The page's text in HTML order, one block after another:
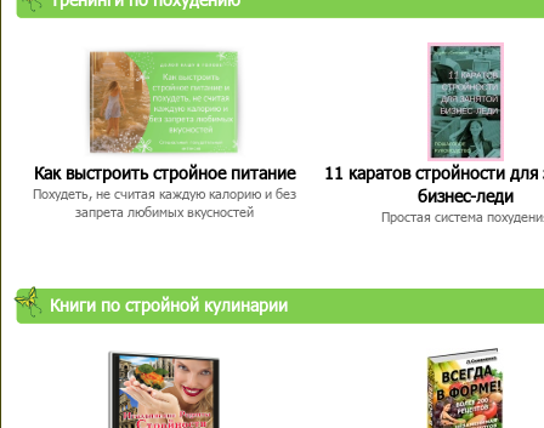
Как выстроить стройное питание
Похудеть, не считая каждую калорию и без
запрета любимых вкусностей
11 каратов стройности для
бизнес-леди
Простая система
Книги по стройной кулинарии